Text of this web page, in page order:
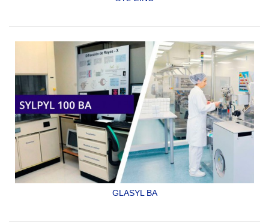
SYLPYL 10 HB
GLASYL BA